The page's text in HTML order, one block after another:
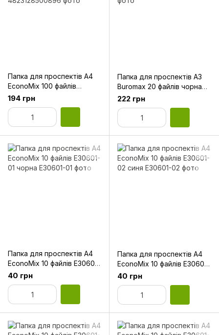
Папка для проспектів А4
EconoMix 100 файлів
Е30610 кольору асорті
194 грн
Папка для проспектів А3
Buromax 20 файлів чорна
BM.3610-01
222 грн
Папка для проспектів А4
EconoMix 10 файлів Е30601-
01 чорна
40 грн
Папка для проспектів А4
EconoMix 10 файлів Е30601-
02 синя
40 грн